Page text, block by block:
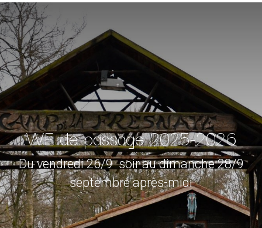
WE de passage 2025-2026
Du vendredi 26/9 soir au dimanche 28/9
septembre après-midi